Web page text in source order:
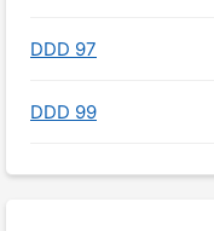
DDD 97
DDD 99